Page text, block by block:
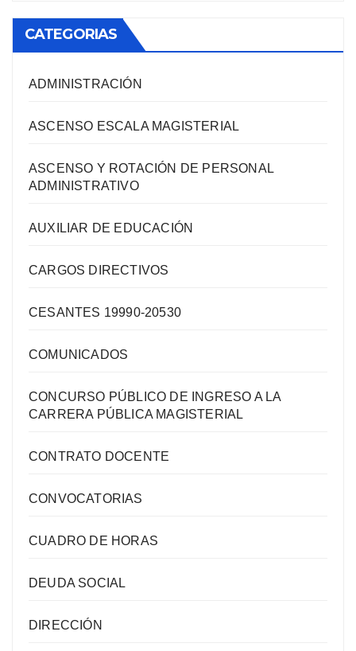
CATEGORIAS
ADMINISTRACIÓN
ASCENSO ESCALA MAGISTERIAL
ASCENSO Y ROTACIÓN DE PERSONAL
ADMINISTRATIVO
AUXILIAR DE EDUCACIÓN
CARGOS DIRECTIVOS
CESANTES 19990-20530
COMUNICADOS
CONCURSO PÚBLICO DE INGRESO A LA
CARRERA PÚBLICA MAGISTERIAL
CONTRATO DOCENTE
CONVOCATORIAS
CUADRO DE HORAS
DEUDA SOCIAL
DIRECCIÓN